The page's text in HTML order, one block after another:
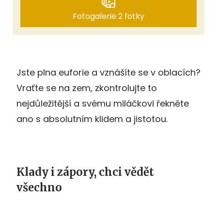
Fotogalerie 2 fotky
Jste plna euforie a vznášíte se v oblacích?
Vraťte se na zem, zkontrolujte to
nejdůležitější a svému miláčkovi řekněte
ano s absolutním klidem a jistotou.
Klady i zápory, chci vědět
všechno